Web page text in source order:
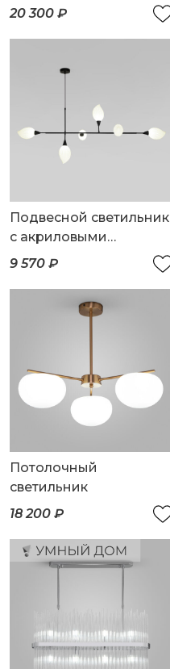
светильник
20 300 ₽
Подвесной светильник
с акриловыми
плафонами
9 570 ₽
Потолочный
светильник
18 200 ₽